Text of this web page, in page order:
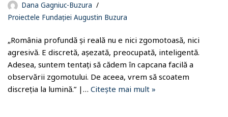
Dana Gagniuc-Buzura
Proiectele Fundației Augustin Buzura
„România profundă și reală nu e nici zgomotoasă, nici
agresivă. E discretă, așezată, preocupată, inteligentă.
Adesea, suntem tentați să cădem în capcana facilă a
observării zgomotului. De aceea, vrem să scoatem
discreția la lumină.” |… Citește mai mult »